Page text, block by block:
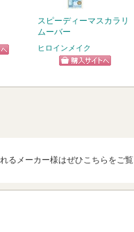
スピーディーマスカラリ
ムーバー
ヒロインメイク
るメーカー様はぜひこちらをご覧